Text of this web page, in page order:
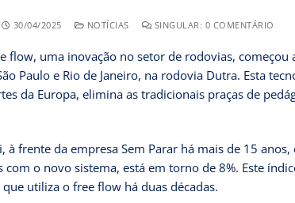
30/04/2025 NOTÍCIAS SINGULAR: 0 COMENTÁRIO
flow, uma inovação no setor de rodovias,
Paulo e Rio de Janeiro, na rodovia Dutra. Esta
da Europa, elimina as tradicionais praças de
à frente da empresa Sem Parar há mais de 15
com o novo sistema, está em torno de 8%. Este
utiliza o free flow há duas décadas.